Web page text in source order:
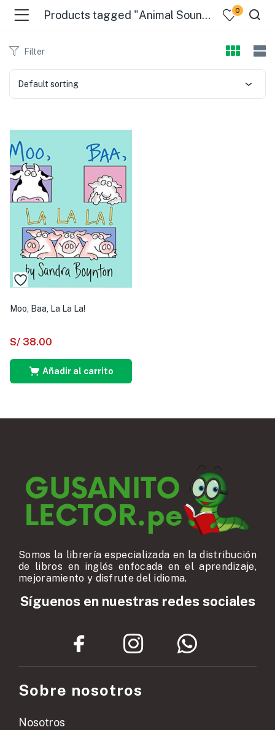
Products tagged "Animal Sounds - Fiction" 0
Filter
Default sorting
Moo, Baa, La La La!
S/ 38.00
Añadir al carrito
Somos la librería especializada en la distribución
de libros en inglés enfocada en el aprendizaje,
mejoramiento y disfrute del idioma.
Síguenos en nuestras redes sociales
Sobre nosotros
Nosotros